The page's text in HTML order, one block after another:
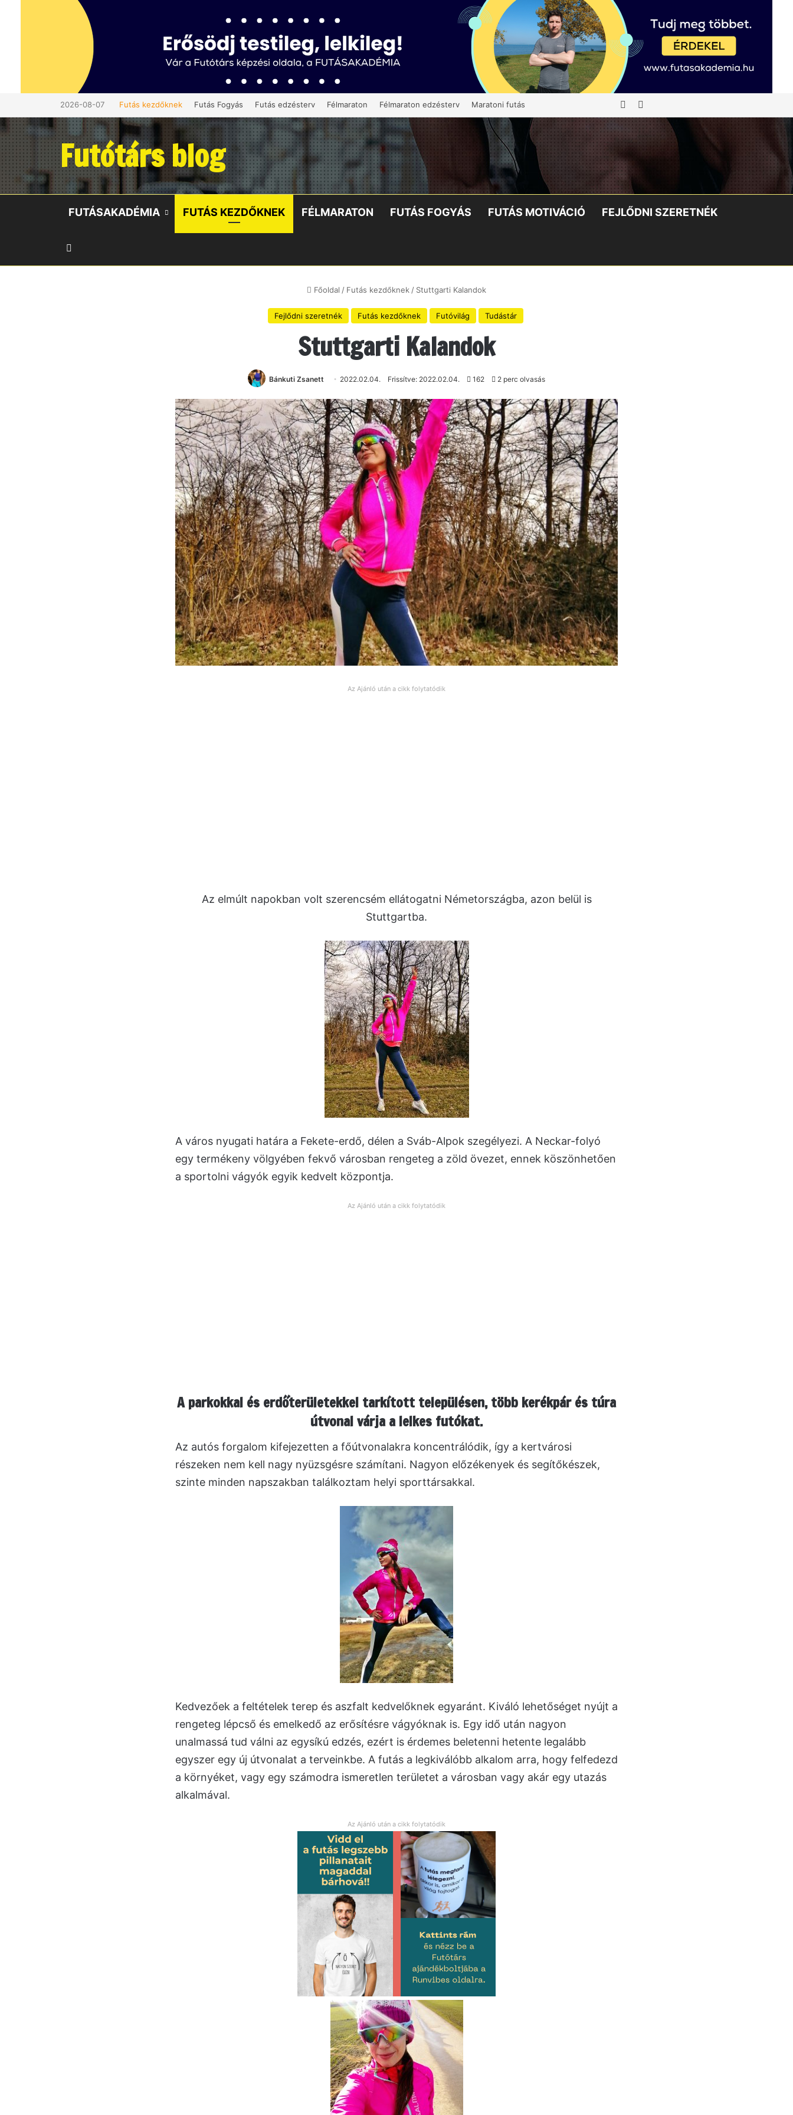
2026-08-07 Futás kezdőknek Futás Fogyás Futás edzésterv Félmaraton Félmaraton edzésterv Maratoni futás Belépés
Futótárs blog
FUTÁSAKADÉMIA FUTÁS KEZDŐKNEK FÉLMARATON FUTÁS FOGYÁS FUTÁS MOTIVÁCIÓ FEJLŐDNI SZERETNÉK
Főoldal / Futás kezdőknek / Stuttgarti Kalandok
Fejlődni szeretnék Futás kezdőknek Futóvilág Tudástár
Stuttgarti Kalandok
Bánkuti Zsanett 2022.02.04. Frissítve: 2022.02.04. 162 2 perc olvasás
Az Ajánló után a cikk folytatódik
Az elmúlt napokban volt szerencsém ellátogatni Németországba, azon belül is
Stuttgartba.
A város nyugati határa a Fekete-erdő, délen a Sváb-Alpok szegélyezi. A Neckar-folyó
egy termékeny völgyében fekvő városban rengeteg a zöld övezet, ennek köszönhetően
a sportolni vágyók egyik kedvelt központja.
Az Ajánló után a cikk folytatódik
A parkokkal és erdőterületekkel tarkított településen, több kerékpár és túra
útvonal várja a lelkes futókat.
Az autós forgalom kifejezetten a főútvonalakra koncentrálódik, így a kertvárosi
részeken nem kell nagy nyüzsgésre számítani. Nagyon előzékenyek és segítőkészek,
szinte minden napszakban találkoztam helyi sporttársakkal.
Kedvezőek a feltételek terep és aszfalt kedvelőknek egyaránt. Kiváló lehetőséget nyújt a
rengeteg lépcső és emelkedő az erősítésre vágyóknak is. Egy idő után nagyon
unalmassá tud válni az egysíkú edzés, ezért is érdemes beletenni hetente legalább
egyszer egy új útvonalat a terveinkbe. A futás a legkiválóbb alkalom arra, hogy felfedezd
a környéket, vagy egy számodra ismeretlen területet a városban vagy akár egy utazás
alkalmával.
Az Ajánló után a cikk folytatódik